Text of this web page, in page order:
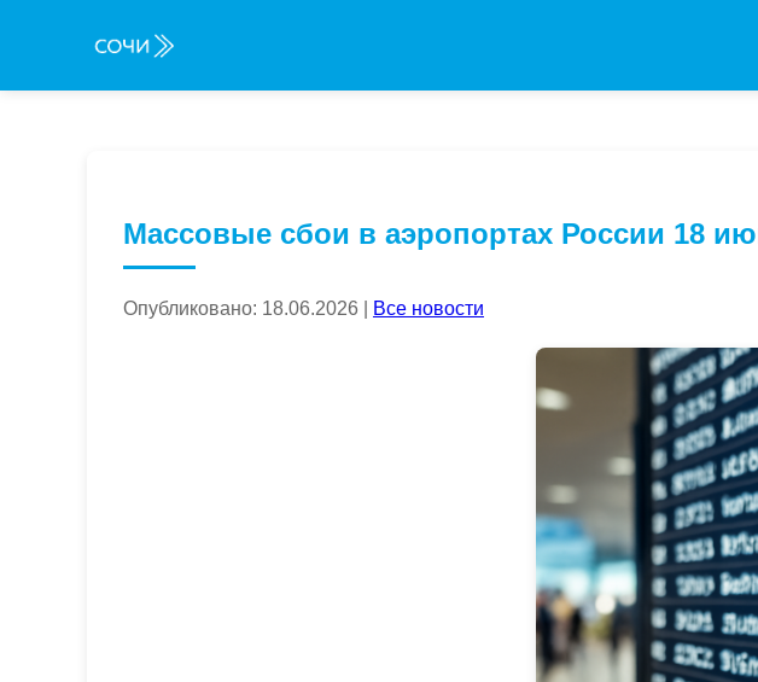
Массовые сбои в аэропортах России 18
Опубликовано: 18.06.2026 | Все новости